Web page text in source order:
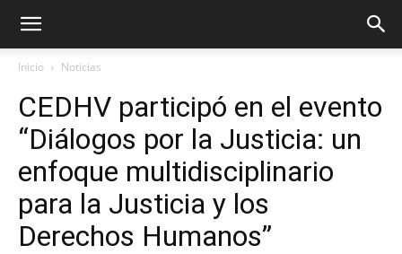
Inicio Noticias
CEDHV participó en el evento
“Diálogos por la Justicia: un
enfoque multidisciplinario
para la Justicia y los
Derechos Humanos”